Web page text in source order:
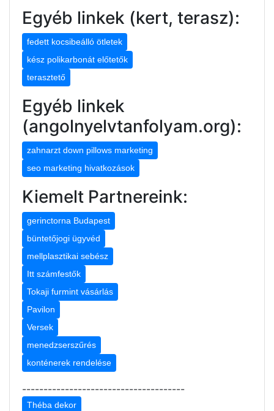
Egyéb linkek (kert, terasz):
fedett kocsibeálló ötletek
kész polikarbonát előtetők
terasztető
Egyéb linkek
(angolnyelvtanfolyam.org):
zahnarzt down pillows marketing
seo marketing hivatkozások
Kiemelt Partnereink:
gerinctorna Budapest
büntetőjogi ügyvéd
mellplasztikai sebész
Itt számfestők
Tokaji furmint vásárlás
Pavilon
Versek
menedzserszűrés
konténerek rendelése
--------------------------------------
Théba dekor